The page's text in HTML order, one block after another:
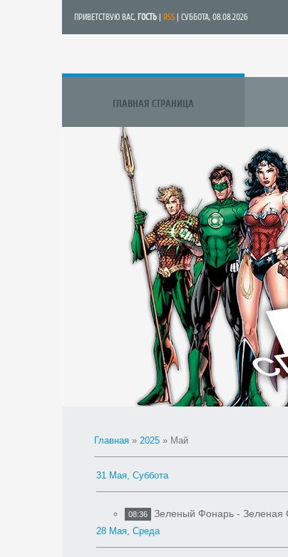
ПРИВЕТСТВУЮ ВАС, ГОСТЬ RSS | СУББОТА, 08.08.2026
ГЛАВНАЯ СТРАНИЦА
Главная » 2025 » Май
31 Мая, Суббота
08:36 Зеленый Фонарь - Зеленая
28 Мая, Среда